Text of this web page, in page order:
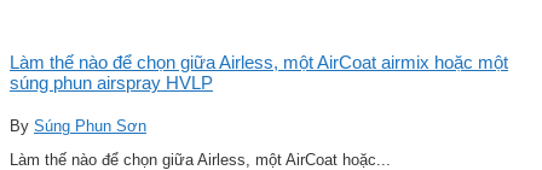
Làm thế nào để chọn giữa Airless, một AirCoat airmix hoặc một
súng phun airspray HVLP
By Súng Phun Sơn
Làm thế nào để chọn giữa Airless, một AirCoat hoặc...